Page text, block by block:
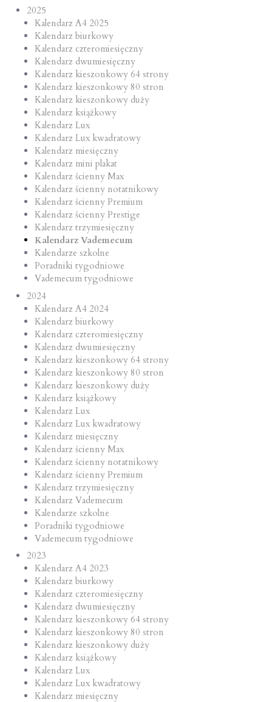
2025
Kalendarz A4 2025
Kalendarz biurkowy
Kalendarz czteromiesięczny
Kalendarz dwumiesięczny
Kalendarz kieszonkowy 64 strony
Kalendarz kieszonkowy 80 stron
Kalendarz kieszonkowy duży
Kalendarz książkowy
Kalendarz Lux
Kalendarz Lux kwadratowy
Kalendarz miesięczny
Kalendarz mini plakat
Kalendarz ścienny Max
Kalendarz ścienny notatnikowy
Kalendarz ścienny Premium
Kalendarz ścienny Prestige
Kalendarz trzymiesięczny
Kalendarz Vademecum
Kalendarze szkolne
Poradniki tygodniowe
Vademecum tygodniowe
2024
Kalendarz A4 2024
Kalendarz biurkowy
Kalendarz czteromiesięczny
Kalendarz dwumiesięczny
Kalendarz kieszonkowy 64 strony
Kalendarz kieszonkowy 80 stron
Kalendarz kieszonkowy duży
Kalendarz książkowy
Kalendarz Lux
Kalendarz Lux kwadratowy
Kalendarz miesięczny
Kalendarz ścienny Max
Kalendarz ścienny notatnikowy
Kalendarz ścienny Premium
Kalendarz trzymiesięczny
Kalendarz Vademecum
Kalendarze szkolne
Poradniki tygodniowe
Vademecum tygodniowe
2023
Kalendarz A4 2023
Kalendarz biurkowy
Kalendarz czteromiesięczny
Kalendarz dwumiesięczny
Kalendarz kieszonkowy 64 strony
Kalendarz kieszonkowy 80 stron
Kalendarz kieszonkowy duży
Kalendarz książkowy
Kalendarz Lux
Kalendarz Lux kwadratowy
Kalendarz miesięczny